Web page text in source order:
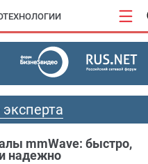
mmWave: быстро,
надежно